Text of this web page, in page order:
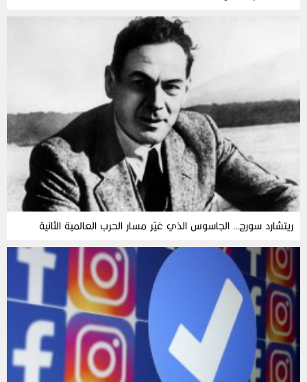
ريتشارد سورج… الجاسوس الذي غيّر مسار الحرب العالمية الثانية